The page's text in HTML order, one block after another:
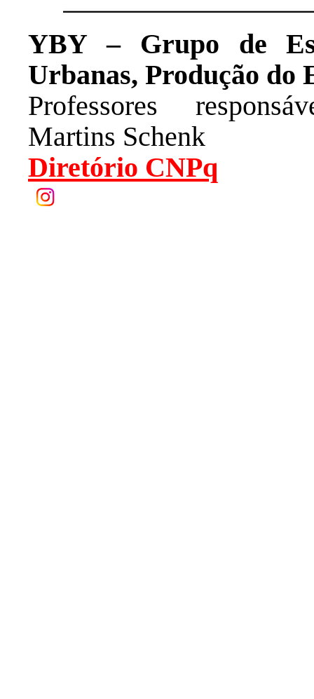
YBY – Grupo de
Urbanas, Produção do
Professores
Martins Schenk
Diretório CNPq